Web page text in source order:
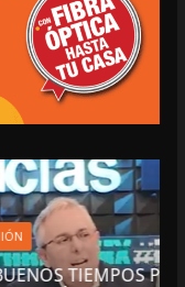
PARA LA